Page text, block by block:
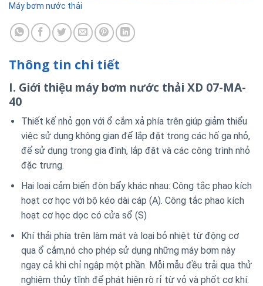
Máy bơm nước thải
Thông tin chi tiết
I. Giới thiệu máy bơm nước thải XD 07-MA-
40
Thiết kế nhỏ gọn với ổ cắm xả phía trên giúp giảm thiểu
việc sử dụng không gian để lắp đặt trong các hố ga nhỏ,
để sử dụng trong gia đình, lắp đặt và các công trình nhỏ
đặc trưng.
Hai loại cảm biến đòn bẩy khác nhau: Công tắc phao kích
hoạt cơ học với bộ kéo dài cáp (A). Công tắc phao kích
hoạt cơ học dọc có cửa sổ (S)
Khí thải phía trên làm mát và loại bỏ nhiệt từ động cơ
qua ổ cắm,nó cho phép sử dụng những máy bơm này
ngay cả khi chỉ ngập một phần. Mỗi mẫu đều trải qua thử
nghiệm thủy tĩnh để phát hiện rò rỉ từ vỏ và phốt cơ khí.